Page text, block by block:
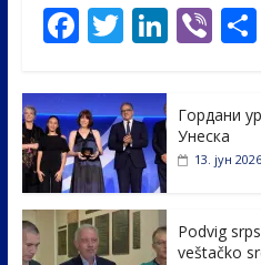
F
e
b
o
o
k
T
itt
er
Li
e
dI
Vi S
Гордани
Унеска
13. јун
Podvig
veštačko